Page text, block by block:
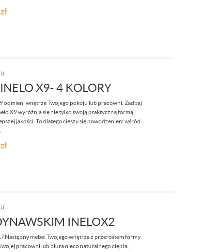
zł
X9- 4 KOLORY
odmieni wnętrze Twojego pokoju lub pracowni. Zadbaj
X9 wyróżnia się nie tylko swoją praktyczną formą i
jakości. To dlatego cieszy się powodzeniem wśród
zł
INELOX2
Następny mebel Twojego wnętrza z przerostem formy
pracowni lub biura nieco naturalnego ciepła,